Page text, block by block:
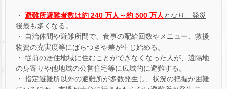
・ 避難所避難者数は約 240 万人～約 500 万人 となり、発災
後最も多くなる 。
・ 自治体間や避難所間で、食事の配給回数やメニュー、救援
物資の充実度等にばらつきや差が生じ始める。
・ 従前の居住地域に住むことができなくなった人が、遠隔地
の身寄りや他地域の公営住宅等に広域的に避難する。
・ 指定避難所以外の避難所が多数発生し、状況の把握が困難